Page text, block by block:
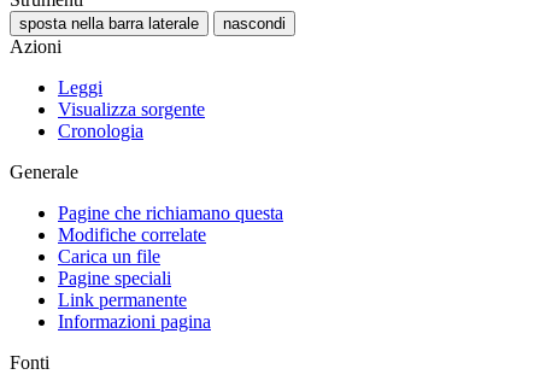
sposta nella barra laterale nascondi
Azioni
Leggi
Visualizza sorgente
Cronologia
Generale
Pagine che richiamano questa
Modifiche correlate
Carica un file
Pagine speciali
Link permanente
Informazioni pagina
Fonti